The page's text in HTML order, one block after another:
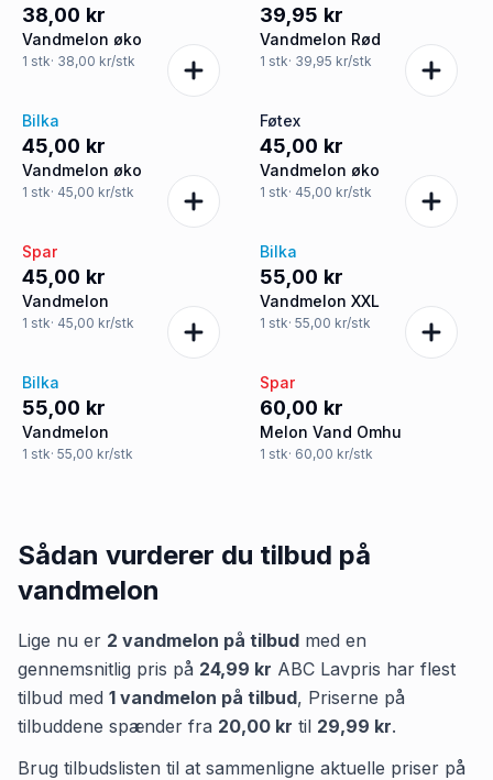
38,00 kr
Vandmelon øko
1 stk· 38,00 kr/stk
39,95 kr
Vandmelon Rød
1 stk· 39,95 kr/stk
Bilka
45,00 kr
Vandmelon øko
1 stk· 45,00 kr/stk
Føtex
45,00 kr
Vandmelon øko
1 stk· 45,00 kr/stk
Spar
45,00 kr
Vandmelon
1 stk· 45,00 kr/stk
Bilka
55,00 kr
Vandmelon XXL
1 stk· 55,00 kr/stk
Bilka
55,00 kr
Vandmelon
1 stk· 55,00 kr/stk
Spar
60,00 kr
Melon Vand Omhu
1 stk· 60,00 kr/stk
Sådan vurderer du tilbud på
vandmelon
Lige nu er 2 vandmelon på tilbud med en
gennemsnitlig pris på 24,99 kr ABC Lavpris har flest
tilbud med 1 vandmelon på tilbud, Priserne på
tilbuddene spænder fra 20,00 kr til 29,99 kr.
Brug tilbudslisten til at sammenligne aktuelle priser på